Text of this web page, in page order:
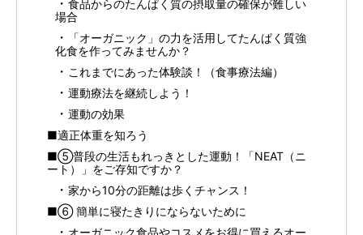
食品からのたんぱく質の摂取量の確保が難しい
場合
「オーガニック」の力を活用してたんぱく質強
化食を作ってみませんか？
これまでにあった体験談！（食事療法編）
運動療法を継続しよう！
運動の効果
■適正体重を知ろう
■⑤普段の生活もれっきとした運動！「NEAT（ニ
ート）」をご存知ですか？
家から10分の距離は歩くチャンス！
■⑥ 簡単に寝たきりにならないために
オーガニック食品やコスメをお得に買えるオー